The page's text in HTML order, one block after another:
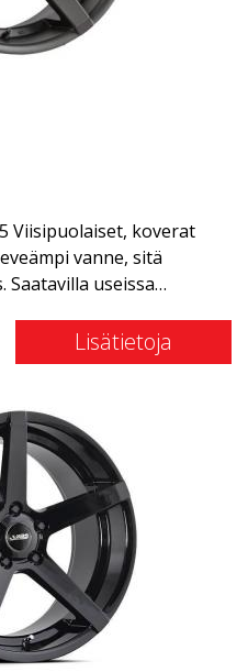
Viisipuolaiset, koverat
vanne, sitä
Saatavilla useissa
puolilla, Täysin
useimpien
kanssa. Valitset
erittäin kestävä. Mikä on
Ruotsissa? Malli on
urheilullinen ja design on
on tehnyt itselleen nimen
ja ainutlaatuisen
teet tavallisesta
vanteet jakaa
Lisätietoja